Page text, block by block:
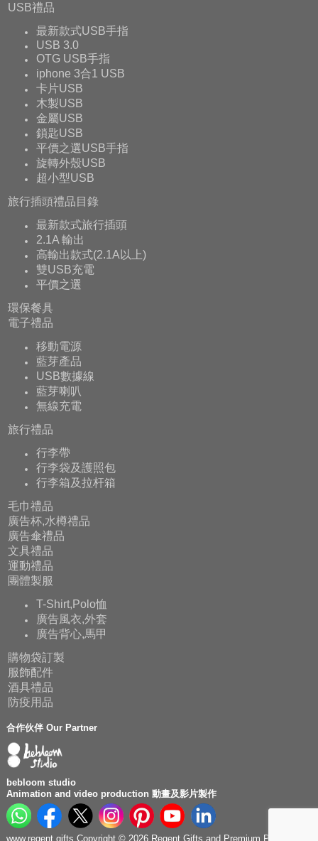
USB禮品
最新款式USB手指
USB 3.0
OTG USB手指
iphone 3合1 USB
卡片USB
木製USB
金屬USB
鎖匙USB
平價之選USB手指
旋轉外殼USB
超小型USB
旅行插頭禮品目錄
最新款式旅行插頭
2.1A 輸出
高輸出款式(2.1A以上)
雙USB充電
平價之選
環保餐具
電子禮品
移動電源
藍芽產品
USB數據線
藍芽喇叭
無線充電
旅行禮品
行李帶
行李袋及護照包
行李箱及拉杆箱
毛巾禮品
廣告杯,水樽禮品
廣告傘禮品
文具禮品
運動禮品
團體製服
T-Shirt,Polo恤
廣告風衣,外套
廣告背心,馬甲
購物袋訂製
服飾配件
酒具禮品
防疫用品
合作伙伴 Our Partner
bebloom studio
Animation and video production 動畫及影片製作
www.regent.gifts Copyright © 2026 Regent Gifts and Premium Production.